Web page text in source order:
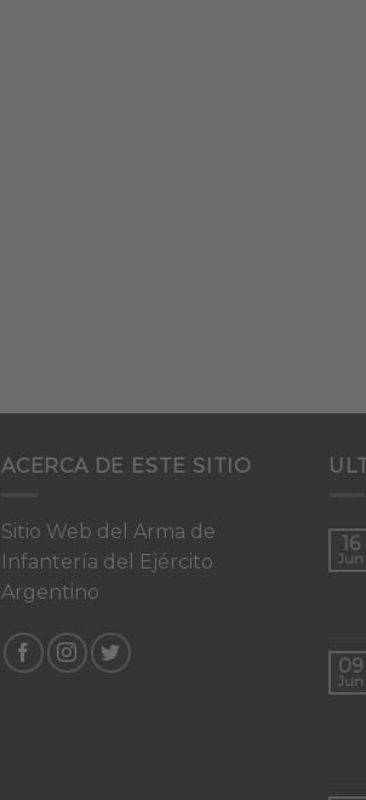
ACERCA DE ESTE SITIO
Sitio Web del Arma de
Infantería del Ejército
Argentino
16
Jun
09
Jun